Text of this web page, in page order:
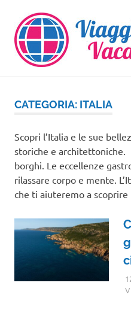
contenuto
CATEGORIA: ITALIA
Scopri l’Italia e le sue
storiche e architettoniche.
borghi. Le eccellenze
rilassare corpo e mente.
che ti aiuteremo a scoprire